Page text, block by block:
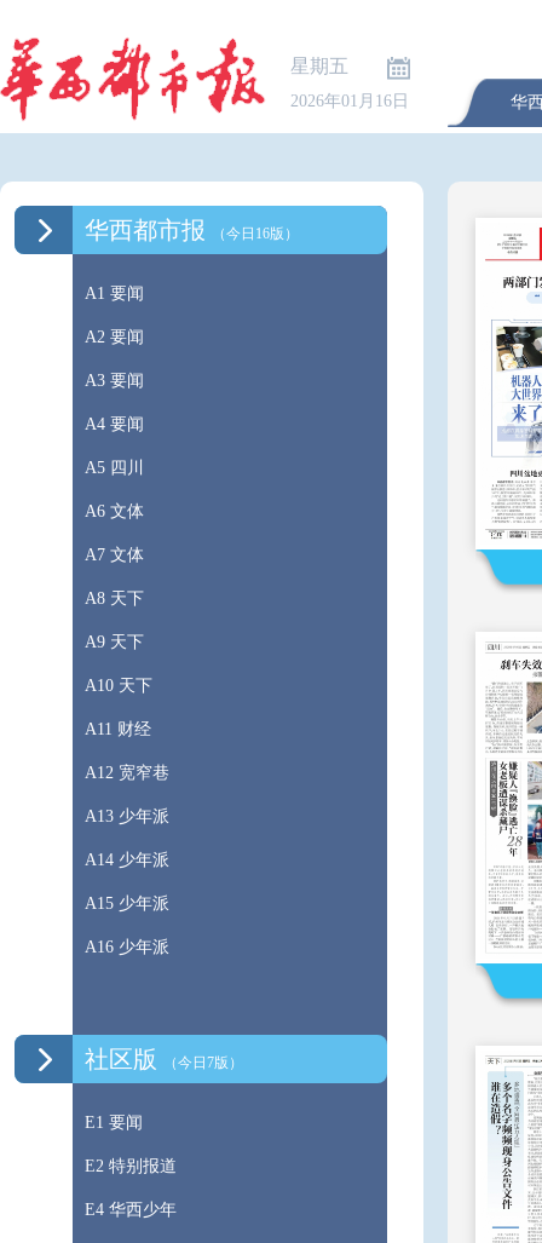
星期五
2026年01月16日 华
华西都市报 （今日16版）
A1 要闻
A2 要闻
A3 要闻
A4 要闻
A5 四川
A6 文体
A7 文体
A8 天下
A9 天下
A10 天下
A11 财经
A12 宽窄巷
A13 少年派
A14 少年派
A15 少年派
A16 少年派
社区版 （今日7版）
E1 要闻
E2 特别报道
E4 华西少年